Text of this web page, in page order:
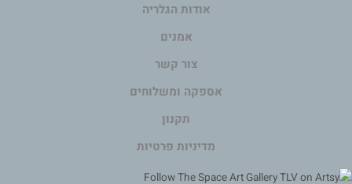
אודות הגלריה
אמנים
צור קשר
אספקה ומשלוחים
תקנון
מדיניות פרטיות